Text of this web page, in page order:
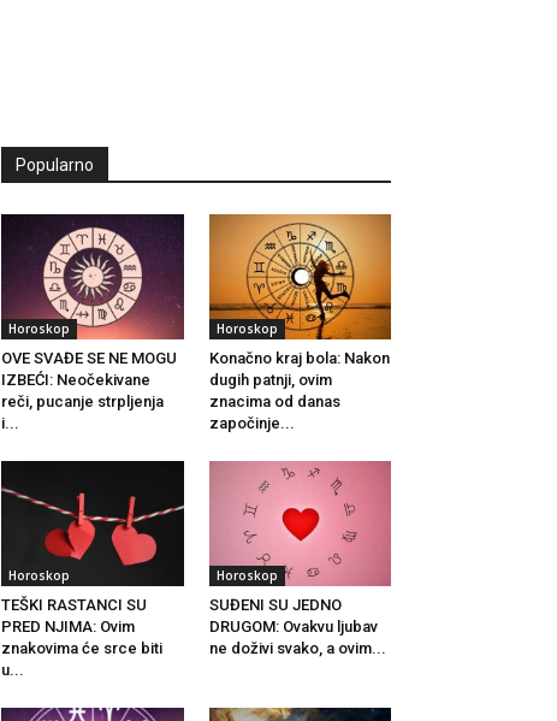
Popularno
Horoskop
OVE SVAĐE SE NE MOGU
IZBEĆI: Neočekivane
reči, pucanje strpljenja
i...
Horoskop
Konačno kraj bola: Nakon
dugih patnji, ovim
znacima od danas
započinje...
Horoskop
TEŠKI RASTANCI SU
PRED NJIMA: Ovim
znakovima će srce biti
u...
Horoskop
SUĐENI SU JEDNO
DRUGOM: Ovakvu ljubav
ne doživi svako, a ovim...